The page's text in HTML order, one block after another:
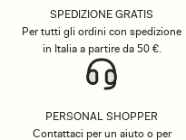
SPEDIZIONE GRATIS
Per tutti gli ordini con spedizione
in Italia a partire da 50 €.
PERSONAL SHOPPER
Contattaci per un aiuto o per